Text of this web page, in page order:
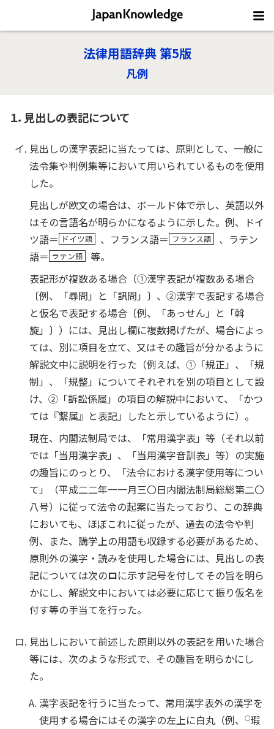
法律用語辞典 第5版
凡例
１．見出しの表記について
見出しの漢字表記に当たっては、原則として、一般に
法令集や判例集等において用いられているものを使用
した。
見出しが欧文の場合は、ボールド体で示し、英語以外
はその言語名が明らかになるように示した。例、ドイ
ツ語＝ ドイツ語 、フランス語＝ フランス語
、ラテン
語＝ ラテン語
等。
表記形が複数ある場合（①漢字表記が複数ある場合
〔例、「尋問」と「訊問」〕、②漢字で表記する場合
と仮名で表記する場合〔例、「あっせん」と「斡
旋」〕）には、見出し欄に複数掲げたが、場合によっ
ては、別に項目を立て、又はその趣旨が分かるように
解説文中に説明を行った（例えば、①「規正」、「規
制」、「規整」についてそれぞれを別の項目として設
け、②「訴訟係属」の項目の解説中において、「かつ
ては『繋属』と表記」したと示しているように）。
現在、内閣法制局では、「常用漢字表」等（それ以前
では「当用漢字表」、「当用漢字音訓表」等）の実施
の趣旨にのっとり、「法令における漢字使用等につい
て」（平成二二年一一月三〇日内閣法制局総総第二〇
八号）に従って法令の起案に当たっており、この辞典
においても、ほぼこれに従ったが、過去の法令や判
例、また、講学上の用語も収録する必要があるため、
原則外の漢字・読みを使用した場合には、見出しの表
記については次のロに示す記号を付してその旨を明ら
かにし、解説文中においては必要に応じて振り仮名を
付す等の手当てを行った。
見出しにおいて前述した原則以外の表記を用いた場合
等には、次のような形式で、その趣旨を明らかにし
た。
漢字表記を行うに当たって、常用漢字表外の漢字を
使用する場合にはその漢字の左上に白丸（例、
○瑕